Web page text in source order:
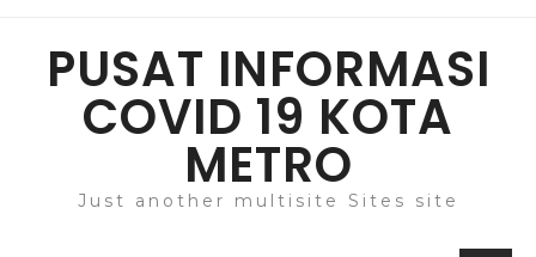
contentPUSAT INFORMASI
COVID 19 KOTA
METRO
Just another multisite Sites site